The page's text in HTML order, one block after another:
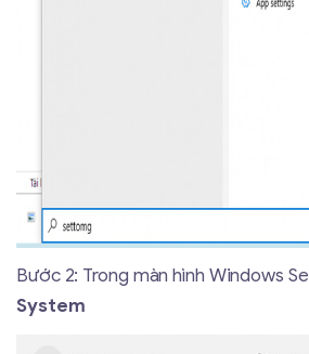
Bước 2: Trong màn hình Windows
System